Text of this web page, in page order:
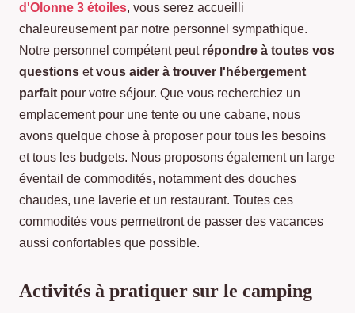
d'Olonne 3 étoiles, vous serez accueilli
chaleureusement par notre personnel sympathique.
Notre personnel compétent peut répondre à toutes vos
questions etvous aider à trouver l'hébergement
parfait pour votre séjour. Que vous recherchiez un
emplacement pour une tente ou une cabane, nous
avons quelque chose à proposer pour tous les besoins
et tous les budgets. Nous proposons également un large
éventail de commodités, notamment des douches
chaudes, une laverie et un restaurant. Toutes ces
commodités vous permettront de passer des vacances
aussi confortables que possible.
Activités à pratiquer sur le camping